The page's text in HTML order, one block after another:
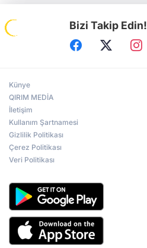
Bizi Takip Edin!
Künye
QIRIM MEDİA
İletişim
Kullanım Şartnamesi
Gizlilik Politikası
Çerez Politikası
Veri Politikası